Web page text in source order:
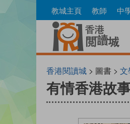
to
教城主頁 教師 中
香港閱讀城 > 圖書 > 文
有情香港故